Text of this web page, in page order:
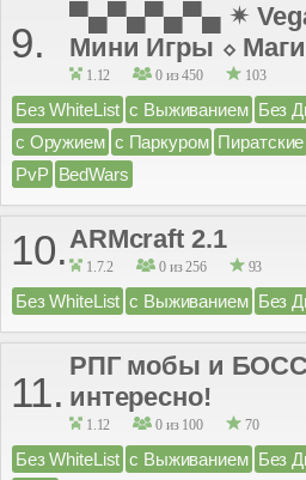
9.
▀▄▀▄▀▄▀▄ ✴
Мини Игры ⬦
1.12 0 из 450 103
Без WhiteList с Выживанием Без
с Оружием с Паркуром Пиратские
PvP BedWars
10.ARMcraft 2.1
1.7.2 0 из 256 93
Без WhiteList с Выживанием Без
11.
РПГ мобы и
интересно!
1.12 0 из 100 70
Без WhiteList с Выживанием Без